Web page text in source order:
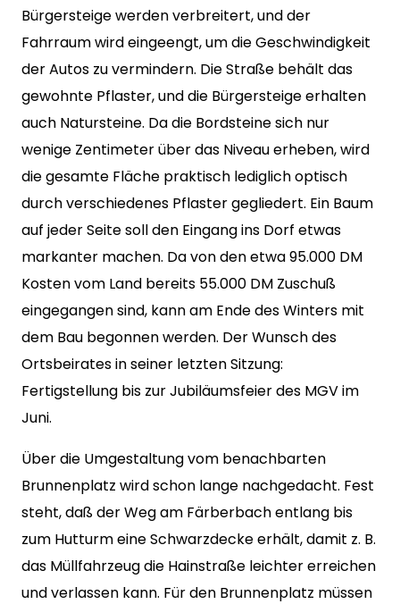
Bürgersteige werden verbreitert, und der
Fahrraum wird eingeengt, um die Geschwindigkeit
der Autos zu vermindern. Die Straße behält das
gewohnte Pflaster, und die Bürgersteige erhalten
auch Natursteine. Da die Bordsteine sich nur
wenige Zentimeter über das Niveau erheben, wird
die gesamte Fläche praktisch lediglich optisch
durch verschiedenes Pflaster gegliedert. Ein Baum
auf jeder Seite soll den Eingang ins Dorf etwas
markanter machen. Da von den etwa 95.000 DM
Kosten vom Land bereits 55.000 DM Zuschuß
eingegangen sind, kann am Ende des Winters mit
dem Bau begonnen werden. Der Wunsch des
Ortsbeirates in seiner letzten Sitzung:
Fertigstellung bis zur Jubiläumsfeier des MGV im
Juni.
Über die Umgestaltung vom benachbarten
Brunnenplatz wird schon lange nachgedacht. Fest
steht, daß der Weg am Färberbach entlang bis
zum Hutturm eine Schwarzdecke erhält, damit z. B.
das Müllfahrzeug die Hainstraße leichter erreichen
und verlassen kann. Für den Brunnenplatz müssen